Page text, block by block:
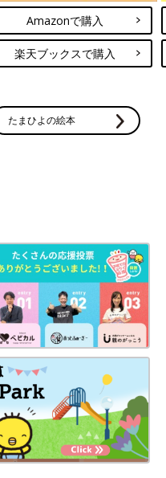
Amazonで購入
楽天ブックスで購入
たまひよの絵本